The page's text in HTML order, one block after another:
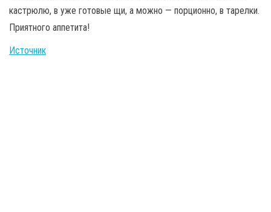
кастрюлю, в уже готовые щи, а можно — порционно, в тарелки.
Приятного аппетита!
Источник